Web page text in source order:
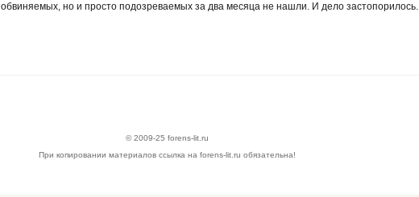
но и просто подозреваемых за два месяца не нашли. И дело застопорилось.
© 2009-25 forens-lit.ru
При копировании материалов ссылка на forens-lit.ru обязательна!